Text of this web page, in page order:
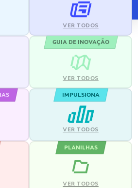
VER TODOS
GUIA DE INOVAÇÃO
VER TODOS
IMPULSIONA
VER TODOS
PLANILHAS
VER TODOS